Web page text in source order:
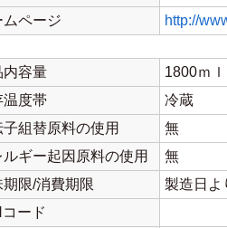
ムページ
http://
内容量
1800ｍｌ
温度帯
冷蔵
子組替原料の使用
無
ルギー起因原料の使用
無
期限/消費期限
製造日よ
ード